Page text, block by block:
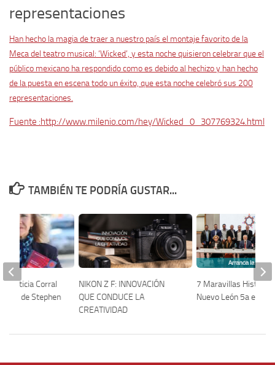
representaciones
Han hecho la magia de traer a nuestro país el montaje favorito de la
Meca del teatro musical: ‘Wicked’, y esta noche quisieron celebrar que el
público mexicano ha respondido como es debido al hechizo y han hecho
de la puesta en escena todo un éxito, que esta noche celebró sus 200
representaciones.
Fuente :http://www.milenio.com/hey/Wicked_0_307769324.html
TAMBIÉN TE PODRÍA GUSTAR...
NIKON Z F: INNOVACIÓN
QUE CONDUCE LA
CREATIVIDAD
7 Maravillas
Nuevo León 5a
Leticia Corral
de Stephen